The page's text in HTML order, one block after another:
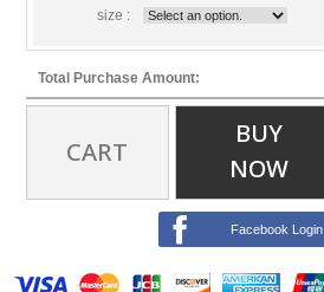
size :
Total Purchase Amount:
CART
BUY
NOW
Facebook Login